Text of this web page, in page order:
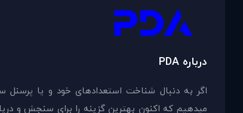
درباره PDA
اگر به دنبال شناخت استعدادهای خود و یا